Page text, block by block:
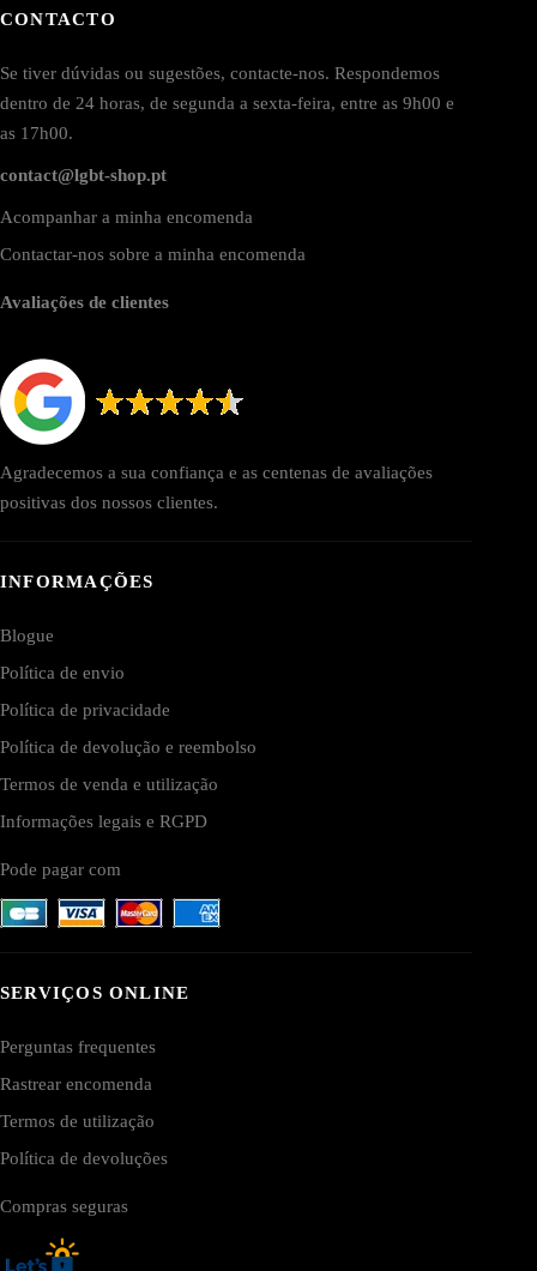
CONTACTO
Se tiver dúvidas ou sugestões, contacte-nos. Respondemos
dentro de 24 horas, de segunda a sexta-feira, entre as 9h00 e
as 17h00.
contact@lgbt-shop.pt
Acompanhar a minha encomenda
Contactar-nos sobre a minha encomenda
Avaliações de clientes
Agradecemos a sua confiança e as centenas de avaliações
positivas dos nossos clientes.
INFORMAÇÕES
Blogue
Política de envio
Política de privacidade
Política de devolução e reembolso
Termos de venda e utilização
Informações legais e RGPD
Pode pagar com
SERVIÇOS ONLINE
Perguntas frequentes
Rastrear encomenda
Termos de utilização
Política de devoluções
Compras seguras